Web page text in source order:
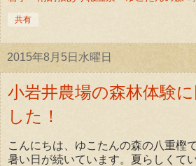
共有
2015年8月5日水曜日
小岩井農場の森林体験
した！
こんにちは、ゆこたんの森の八重樫で
暑い日が続いています。夏らしくて